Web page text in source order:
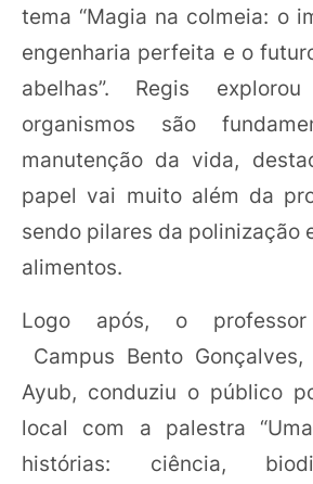
tema “Magia na colmeia: o
engenharia perfeita e o
abelhas”. Regis
organismos são
manutenção da vida,
papel vai muito além da
sendo pilares da polinização
alimentos.
Logo após, o
Campus Bento
Ayub, conduziu o público
local com a palestra
histórias: ciência,